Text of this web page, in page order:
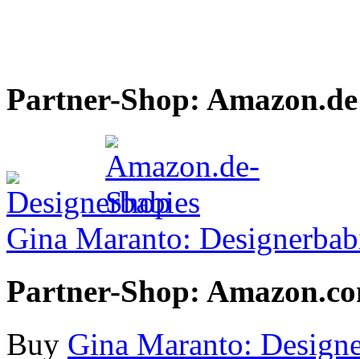
Partner-Shop: Amazon.de
Gina Maranto:
Partner-Shop:
Buy Gina Maranto: